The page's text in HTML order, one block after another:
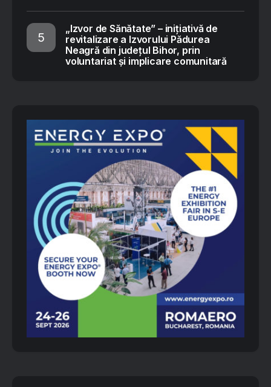
„Izvor de Sănătate” – inițiativă de
revitalizare a Izvorului Pădurea
Neagră din județul Bihor, prin
voluntariat și implicare comunitară